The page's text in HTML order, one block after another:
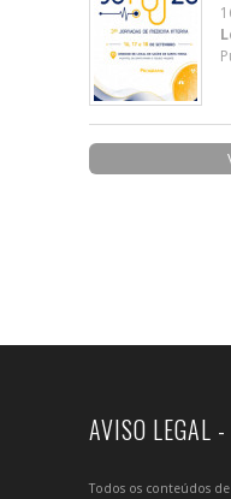
AVISO LEGAL
Todos os conteúdos